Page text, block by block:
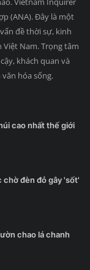
(ANA). Đây là một
đề thời sự, kinh
Việt Nam. Trọng tâm
khách quan và
hóa sống.
cao nhất thế giới
chờ đèn đỏ gây 'sốt'
chao lá chanh